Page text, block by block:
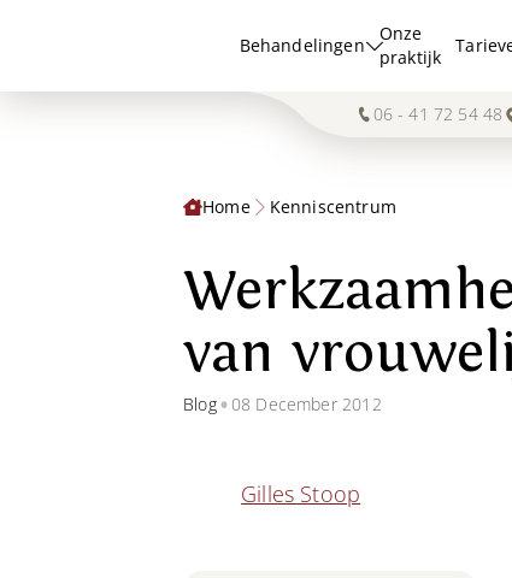
Behandelingen
Onze
praktijk
06 - 41 72 54 48
Home Kenniscentrum
van
Blog•08 December 2012
Gilles Stoop